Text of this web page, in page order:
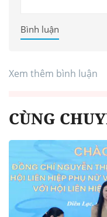
Bình luận
Xem thêm bình luận
CÙNG